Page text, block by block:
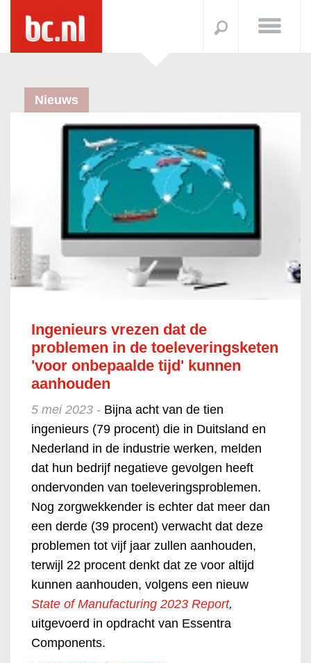
Nieuws
Ingenieurs vrezen dat de
problemen in de toeleveringsketen
'voor onbepaalde tijd' kunnen
aanhouden
5 mei 2023 - Bijna acht van de tien
ingenieurs (79 procent) die in Duitsland en
Nederland in de industrie werken, melden
dat hun bedrijf negatieve gevolgen heeft
ondervonden van toeleveringsproblemen.
Nog zorgwekkender is echter dat meer dan
een derde (39 procent) verwacht dat deze
problemen tot vijf jaar zullen aanhouden,
terwijl 22 procent denkt dat ze voor altijd
kunnen aanhouden, volgens een nieuw
State of Manufacturing 2023 Report,
uitgevoerd in opdracht van Essentra
Components.